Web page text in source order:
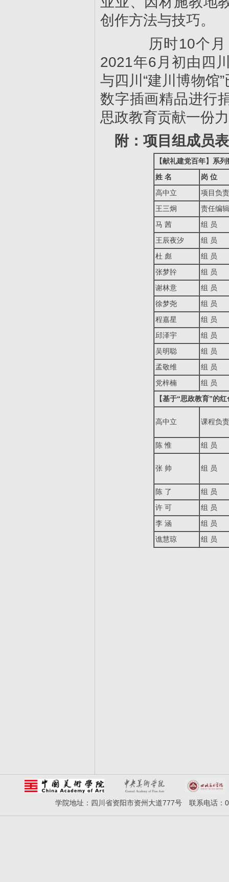
创作方法与技巧。
历时10个月，
2021年6月初由四
与四川“建川博物馆
数字插画精品进行
思政教育贡献一份
附：项目组成员表
【献礼建党百年】 系列
姓 名 岗 位
高中立
项目负
王三炯
责任编辑
马 茜
组 员
王辰夜汐
组 员
杜 彪
组 员
张梦肸
组 员
谢林意
组 员
徐梦尧
组 员
程嘉星
组 员
邱泽宇
组 员
吴明聪
组 员
孟敬维
组 员
党梓楠
组 员
【基于“思政教育”的
高中立 课程负
陈 惟 组 员
张 帅 组 员
陈 了
组 员
许 可
组 员
李 涵
组 员
谯慧琼
组 员
学院地址：四川省资阳市资州大道777号 联系电话：